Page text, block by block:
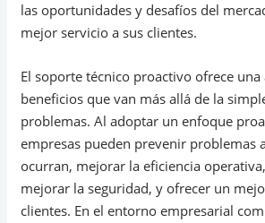
las oportunidades y desafíos del
mejor servicio a sus clientes.
El soporte técnico proactivo ofrece
beneficios que van más allá de la
problemas. Al adoptar un enfoque
empresas pueden prevenir problemas
ocurran, mejorar la eficiencia
mejorar la seguridad, y ofrecer un
clientes. En el entorno empresarial